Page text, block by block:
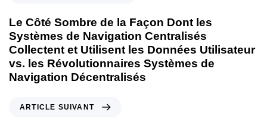
Le Côté Sombre de la Façon Dont les
Systèmes de Navigation Centralisés
Collectent et Utilisent les Données Utilisateur
vs. les Révolutionnaires Systèmes de
Navigation Décentralisés
ARTICLE SUIVANT